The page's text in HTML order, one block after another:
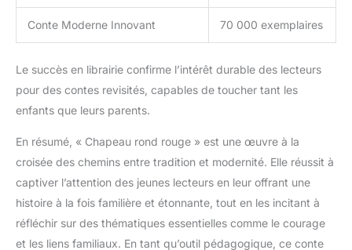
Conte Moderne Innovant 70 000 exemplaires
Le succès en librairie confirme l’intérêt durable des lecteurs
pour des contes revisités, capables de toucher tant les
enfants que leurs parents.
En résumé, « Chapeau rond rouge » est une œuvre à la
croisée des chemins entre tradition et modernité. Elle réussit à
captiver l’attention des jeunes lecteurs en leur offrant une
histoire à la fois familière et étonnante, tout en les incitant à
réfléchir sur des thématiques essentielles comme le courage
et les liens familiaux. En tant qu’outil pédagogique, ce conte